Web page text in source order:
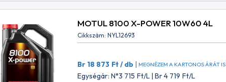
RAVENOL SSO 0W30 4L
NYL15917
Br 22 078 Ft
1L
MOTUL 8100 X-POWER 10W60 4L
Cikkszám: NYL12693
Br 18 873 Ft/ db | MEGNÉZEM A KARTONOS ÁRÁT IS
Egységár: N°3 715 Ft/L | Br 4 719 Ft/L